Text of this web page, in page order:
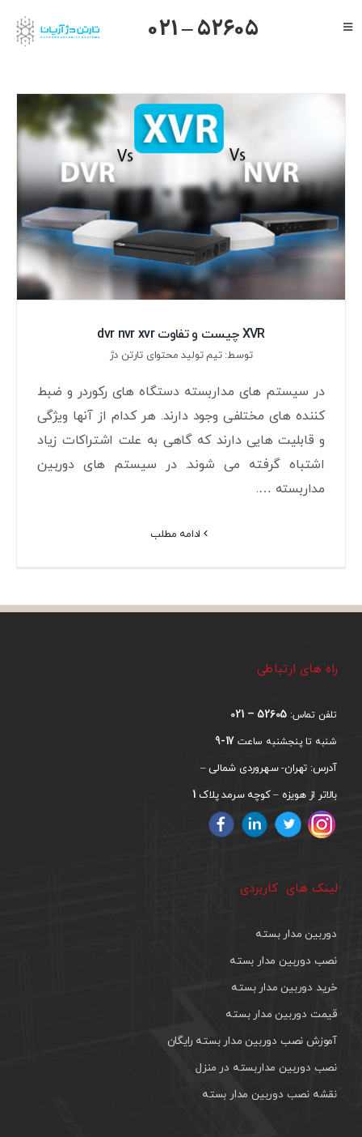
to
Toggle
گرنداستریم
میکروتیک
هایک ویژن
داهوا
021 – 52605
XVR چیست و تفاوت dvr nvr xvr
توسط: تیم تولید محتوای تارتن دژ
در سیستم های مداربسته دستگاه های رکوردر و ضبط
کننده های مختلفی وجود دارند. هر کدام از آنها ویژگی
و قابلیت هایی دارند که گاهی به علت اشتراکات زیاد
اشتباه گرفته می شوند. در سیستم های دوربین
مداربسته ….
ادامه مطلب
راه های ارتباطی
تلفن تماس: 52605 – 021
شنبه تا پنجشنبه ساعت 17-9
آدرس: تهران- سهروردی شمالی –
بالاتر از هویزه – کوچه سرمد پلاک 1
لینک های کاربردی
دوربین مدار بسته
نصب دوربین مدار بسته
خرید دوربین مدار بسته
قیمت دوربین مدار بسته
آموزش نصب دوربین مدار بسته رایگان
نصب دوربین مداربسته در منزل
نقشه نصب دوربین مدار بسته